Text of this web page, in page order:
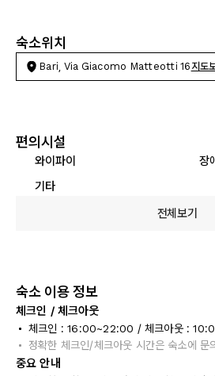
숙소위치
Bari, Via Giacomo Matteotti 16 지도
편의시설
와이파이
장
기타
전체보기
숙소 이용 정보
체크인 / 체크아웃
체크인 : 16:00~22:00 / 체크아웃 :
정확한 체크인/체크아웃 시간은 숙소에 문
중요 안내